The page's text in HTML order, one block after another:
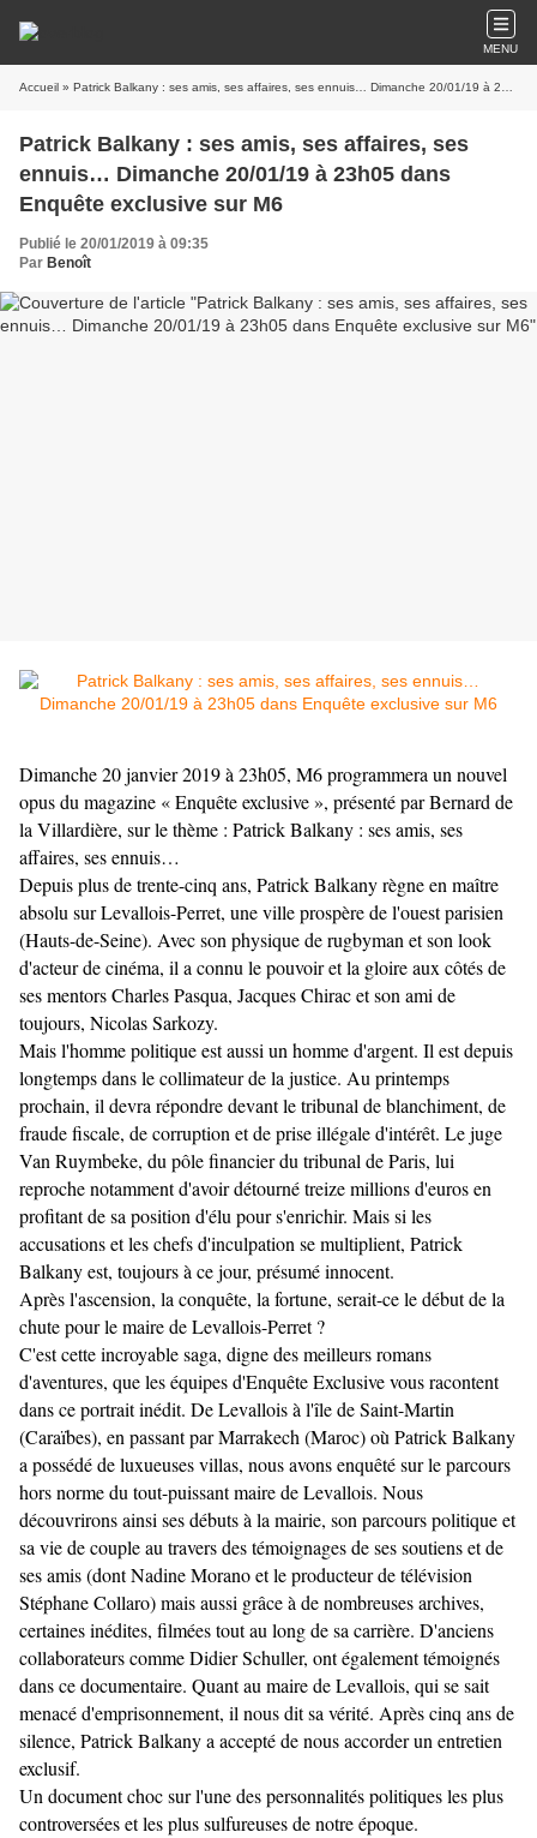
MENU
Accueil » Patrick Balkany : ses amis, ses affaires, ses ennuis… Dimanche 20/01/19 à 23h05 dans Enquête exclusive sur M6
Patrick Balkany : ses amis, ses affaires, ses
ennuis… Dimanche 20/01/19 à 23h05 dans
Enquête exclusive sur M6
Publié le 20/01/2019 à 09:35
Par Benoît
Dimanche 20 janvier 2019 à 23h05, M6 programmera un nouvel
opus du magazine « Enquête exclusive », présenté par Bernard de
la Villardière, sur le thème : Patrick Balkany : ses amis, ses
affaires, ses ennuis…
Depuis plus de trente-cinq ans, Patrick Balkany règne en maître
absolu sur Levallois-Perret, une ville prospère de l'ouest parisien
(Hauts-de-Seine). Avec son physique de rugbyman et son look
d'acteur de cinéma, il a connu le pouvoir et la gloire aux côtés de
ses mentors Charles Pasqua, Jacques Chirac et son ami de
toujours, Nicolas Sarkozy.
Mais l'homme politique est aussi un homme d'argent. Il est depuis
longtemps dans le collimateur de la justice. Au printemps
prochain, il devra répondre devant le tribunal de blanchiment, de
fraude fiscale, de corruption et de prise illégale d'intérêt. Le juge
Van Ruymbeke, du pôle financier du tribunal de Paris, lui
reproche notamment d'avoir détourné treize millions d'euros en
profitant de sa position d'élu pour s'enrichir. Mais si les
accusations et les chefs d'inculpation se multiplient, Patrick
Balkany est, toujours à ce jour, présumé innocent.
Après l'ascension, la conquête, la fortune, serait-ce le début de la
chute pour le maire de Levallois-Perret ?
C'est cette incroyable saga, digne des meilleurs romans
d'aventures, que les équipes d'Enquête Exclusive vous racontent
dans ce portrait inédit. De Levallois à l'île de Saint-Martin
(Caraïbes), en passant par Marrakech (Maroc) où Patrick Balkany
a possédé de luxueuses villas, nous avons enquêté sur le parcours
hors norme du tout-puissant maire de Levallois. Nous
découvrirons ainsi ses débuts à la mairie, son parcours politique et
sa vie de couple au travers des témoignages de ses soutiens et de
ses amis (dont Nadine Morano et le producteur de télévision
Stéphane Collaro) mais aussi grâce à de nombreuses archives,
certaines inédites, filmées tout au long de sa carrière. D'anciens
collaborateurs comme Didier Schuller, ont également témoignés
dans ce documentaire. Quant au maire de Levallois, qui se sait
menacé d'emprisonnement, il nous dit sa vérité. Après cinq ans de
silence, Patrick Balkany a accepté de nous accorder un entretien
exclusif.
Un document choc sur l'une des personnalités politiques les plus
controversées et les plus sulfureuses de notre époque.